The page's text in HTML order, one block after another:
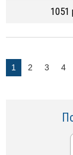
1051
1 2 3 4